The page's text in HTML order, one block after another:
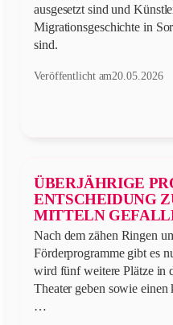
ausgesetzt sind und
Migrationsgeschichte in
sind.
Veröffentlicht am20.05.2026
ÜBERJÄHRIGE
ENTSCHEIDUNG
MITTELN
Nach dem zähen Ringen
Förderprogramme gibt es
wird fünf weitere Plätze in
Theater geben sowie
…